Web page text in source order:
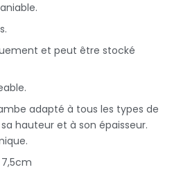
et peut être stocké
adapté à tous les types de
hauteur et à son épaisseur.